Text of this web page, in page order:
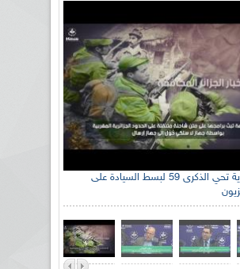
الإذاعة الجزائرية تحي الذكرى 59 لبسط السيادة على